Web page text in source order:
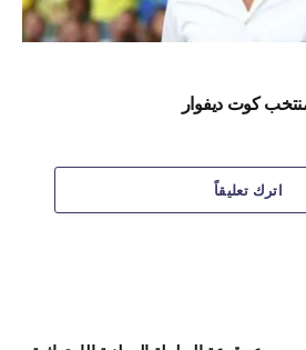
كوت ديفوار
اترك تعليقاً